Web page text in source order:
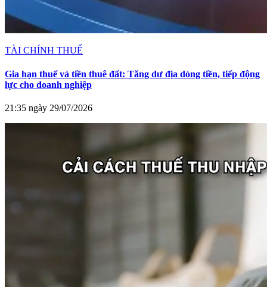
TÀI CHÍNH THUẾ
Gia hạn thuế và tiền thuê đất: Tăng dư địa dòng tiền, tiếp động
lực cho doanh nghiệp
21:35 ngày 29/07/2026